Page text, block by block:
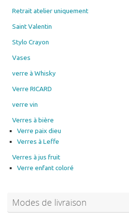
Retrait atelier uniquement
Saint Valentin
Stylo Crayon
Vases
verre à Whisky
Verre RICARD
verre vin
Verres à bière
Verre paix dieu
Verres à Leffe
Verres à jus fruit
Verre enfant coloré
Modes de livraison